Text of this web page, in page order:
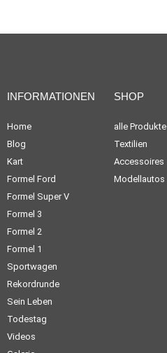
INFORMATIONEN
Home
Blog
Kart
Formel Ford
Formel Super V
Formel 3
Formel 2
Formel 1
Sportwagen
Rekordrunde
Sein Leben
Todestag
Videos
SHOP
alle Produkte
Textilien
Accessoires
Modellautos